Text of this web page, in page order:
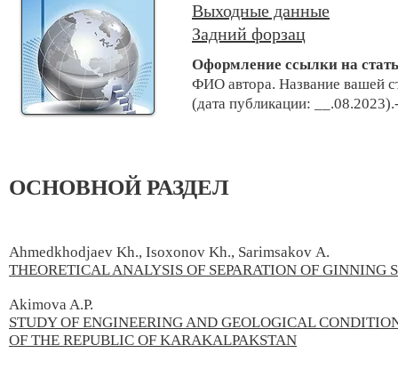
Выходные данные
Задний форзац
Оформление ссылки на
ФИО автора. Название вашей
(дата публикации:
ОСНОВНОЙ РАЗДЕЛ
Ahmedkhodjaev Kh., Isoxonov Kh., Sarimsakov А.
THEORETICAL ANALYSIS OF SEPARATION OF GINNING
Akimova A.P.
STUDY OF ENGINEERING AND GEOLOGICAL
OF THE REPUBLIC OF KARAKALPAKSTAN